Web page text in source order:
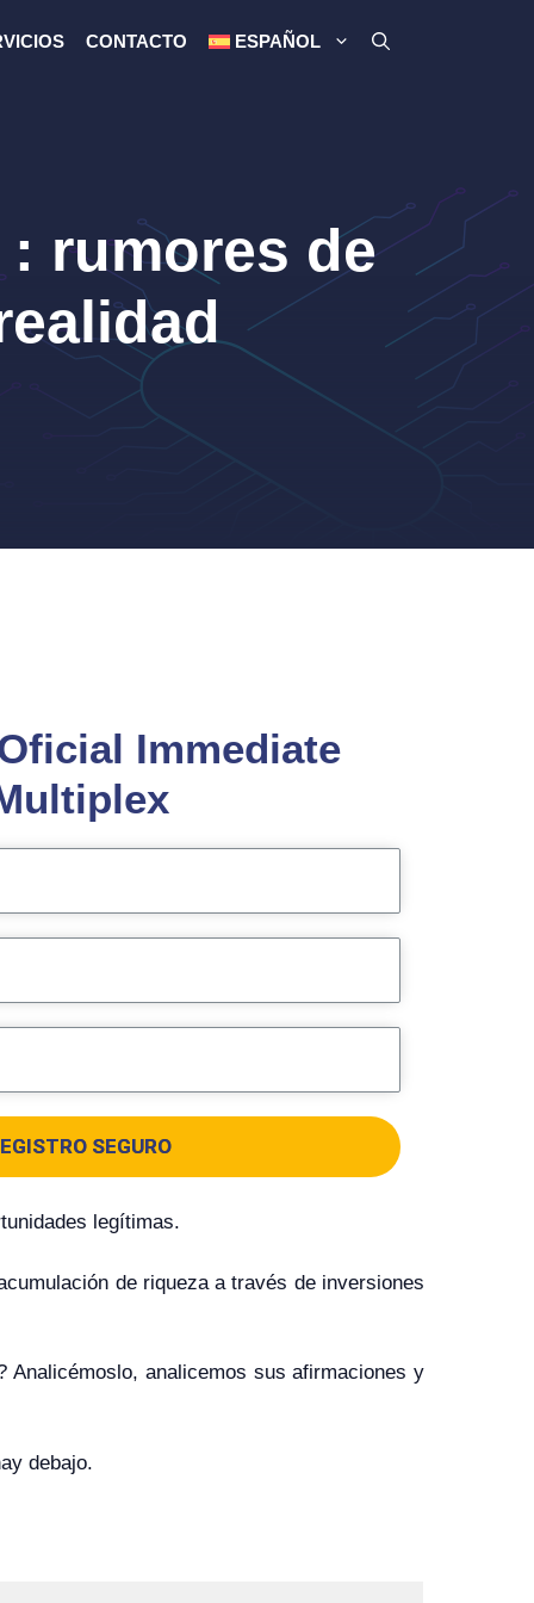
CONTACTO ESPAÑOL
rumores de
Immediate
SEGURO
legítimas.
de riqueza a través de inversiones
Analicémoslo, analicemos sus afirmaciones y
debajo.